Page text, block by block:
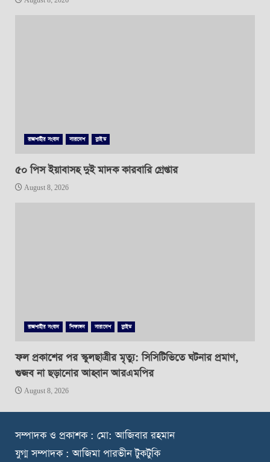
রাজশাহীর সংবাদ সারাদেশ স্লাইড
৫০ পিস ইয়াবাসহ দুই মাদক কারবারি গ্রেপ্তার
August 8, 2026
রাজশাহীর সংবাদ শিক্ষাঙ্গন সারাদেশ স্লাইড
ফল প্রকাশের পর স্কুলছাত্রীর মৃত্যু: সিসিটিভিতে ঘটনার প্রমাণ,
গুজব না ছড়ানোর আহ্বান আরএমপির
August 8, 2026
সম্পাদক ও প্রকাশক : মো: আজিবার রহমান
যুগ্ম সম্পাদক : আজিমা পারভীন টুকটুকি